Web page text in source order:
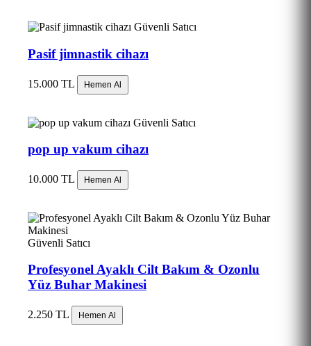
Güvenli Satıcı
Pasif jimnastik cihazı
15.000 TL Hemen Al
Güvenli Satıcı
pop up vakum cihazı
10.000 TL Hemen Al
Güvenli Satıcı
Profesyonel Ayaklı Cilt Bakım & Ozonlu
Yüz Buhar Makinesi
2.250 TL Hemen Al